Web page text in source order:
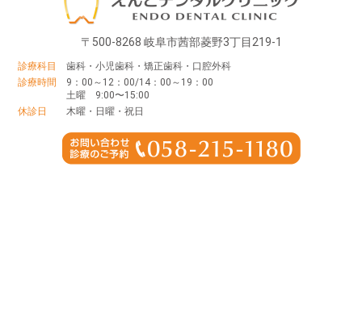
〒500-8268 岐阜市茜部菱野3丁目219-1
診療科目
歯科・小児歯科・矯正歯科・口腔外科
診療時間
9：00～12：00/14：00～19：00
土曜 9:00〜15:00
休診日
木曜・日曜・祝日